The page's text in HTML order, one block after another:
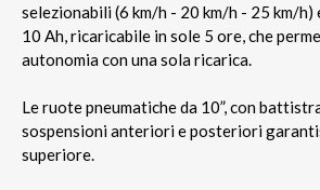
selezionabili (6 km/h - 20 km/h - 25 km/h)
10 Ah, ricaricabile in sole 5 ore, che
autonomia con una sola ricarica.
Le ruote pneumatiche da 10”, con
sospensioni anteriori e posteriori
superiore.